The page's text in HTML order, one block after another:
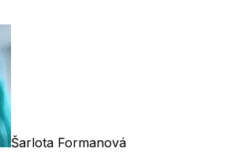
Šarlota Formanová